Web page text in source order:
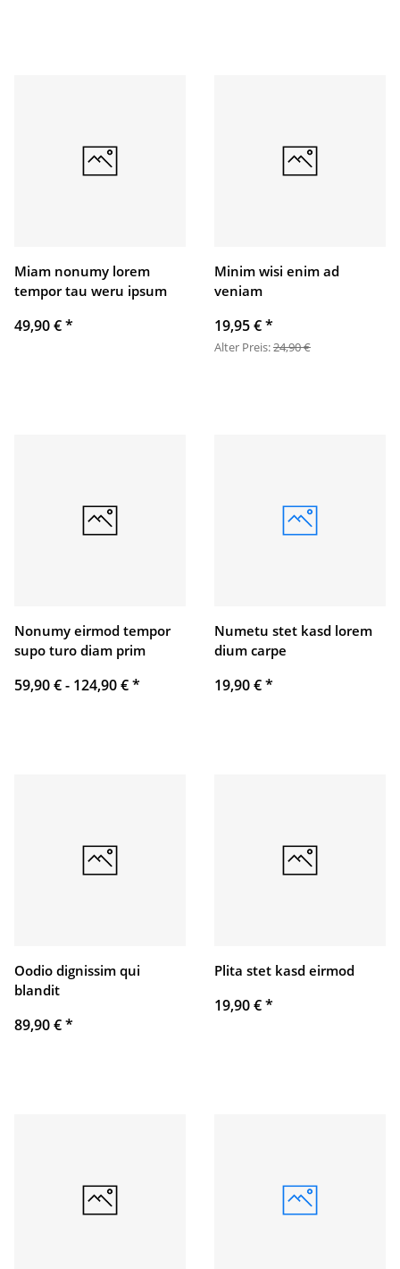
Miam nonumy lorem
tempor tau weru ipsum
49,90 €*
Minim wisi enim ad
veniam
19,95 €*
Alter Preis:24,90 €
Nonumy eirmod tempor
supo turo diam prim
59,90 € - 124,90 €*
Numetu stet kasd lorem
dium carpe
19,90 €*
Oodio dignissim qui
blandit
89,90 €*
Plita stet kasd eirmod
19,90 €*